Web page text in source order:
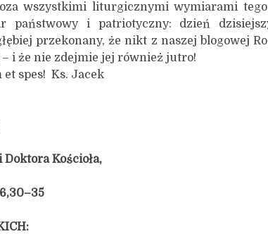
liturgicznymi wymiarami tego
państwowy i patriotyczny: dzień
przekonany, że nikt z naszej blogowej
i że nie zdejmie jej również jutro!
Ks. Jacek
Doktora Kościoła,